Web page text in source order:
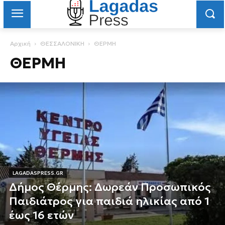
Αρχική ΘΕΣΣΑΛΟΝΙΚΗ ΘΕΡΜΗ
ΘΕΡΜΗ
LAGADASPRESS.GR
Δήμος Θέρμης: Δωρεάν Προσωπικός
Παιδιάτρος για παιδιά ηλικίας από 1
έως 16 ετών